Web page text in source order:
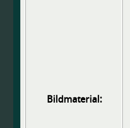
Bildmaterial: